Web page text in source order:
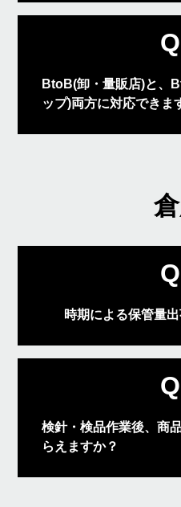
Q
BtoB(卸・量販店)と、
ップ)両方に対応できま
A
ケース出荷・ピ
Q
時期による保管量
A
Q
検針・検品作業後、商
らえますか？
A